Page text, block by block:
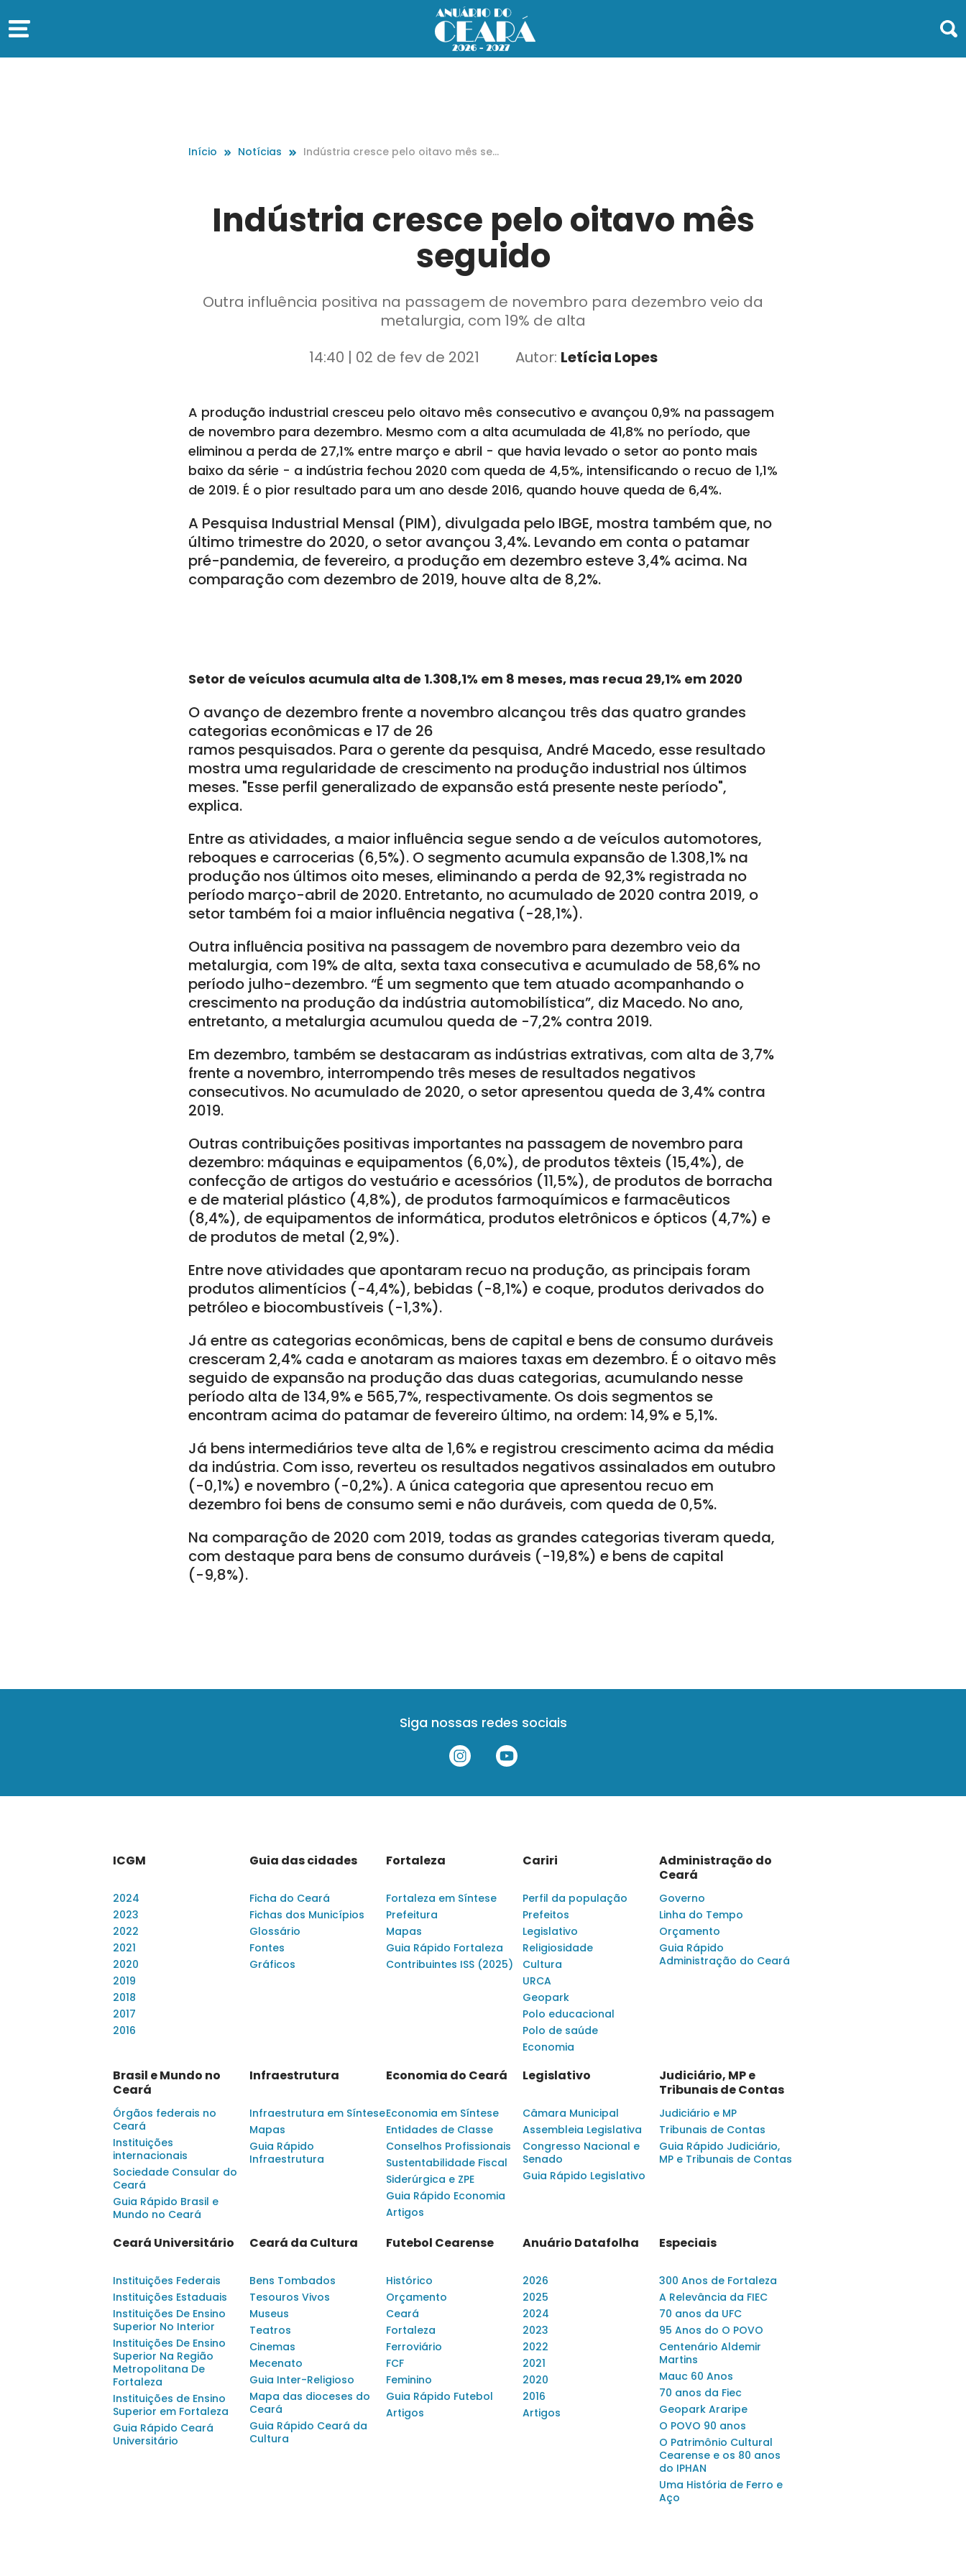
Início Notícias
Indústria cresce pelo oitavo mês seg
Indústria cresce pelo oitavo mês
seguido
Outra influência positiva na passagem de novembro para dezembro veio da
metalurgia, com 19% de alta
14:40 | 02 de fev de 2021
Autor: Letícia Lopes
A produção industrial cresceu pelo oitavo mês consecutivo e avançou 0,9% na passagem
de novembro para dezembro. Mesmo com a alta acumulada de 41,8% no período, que
eliminou a perda de 27,1% entre março e abril - que havia levado o setor ao ponto mais
baixo da série - a indústria fechou 2020 com queda de 4,5%, intensificando o recuo de 1,1%
de 2019. É o pior resultado para um ano desde 2016, quando houve queda de 6,4%.
A Pesquisa Industrial Mensal (PIM), divulgada pelo IBGE, mostra também que, no
último trimestre do 2020, o setor avançou 3,4%. Levando em conta o patamar
pré-pandemia, de fevereiro, a produção em dezembro esteve 3,4% acima. Na
comparação com dezembro de 2019, houve alta de 8,2%.
Setor de veículos acumula alta de 1.308,1% em 8 meses, mas recua 29,1% em 2020
O avanço de dezembro frente a novembro alcançou três das quatro grandes
categorias econômicas e 17 de 26
ramos pesquisados. Para o gerente da pesquisa, André Macedo, esse resultado
mostra uma regularidade de crescimento na produção industrial nos últimos
meses. "Esse perfil generalizado de expansão está presente neste período",
explica.
Entre as atividades, a maior influência segue sendo a de veículos automotores,
reboques e carrocerias (6,5%). O segmento acumula expansão de 1.308,1% na
produção nos últimos oito meses, eliminando a perda de 92,3% registrada no
período março-abril de 2020. Entretanto, no acumulado de 2020 contra 2019, o
setor também foi a maior influência negativa (-28,1%).
Outra influência positiva na passagem de novembro para dezembro veio da
metalurgia, com 19% de alta, sexta taxa consecutiva e acumulado de 58,6% no
período julho-dezembro. “É um segmento que tem atuado acompanhando o
crescimento na produção da indústria automobilística”, diz Macedo. No ano,
entretanto, a metalurgia acumulou queda de -7,2% contra 2019.
Em dezembro, também se destacaram as indústrias extrativas, com alta de 3,7%
frente a novembro, interrompendo três meses de resultados negativos
consecutivos. No acumulado de 2020, o setor apresentou queda de 3,4% contra
2019.
Outras contribuições positivas importantes na passagem de novembro para
dezembro: máquinas e equipamentos (6,0%), de produtos têxteis (15,4%), de
confecção de artigos do vestuário e acessórios (11,5%), de produtos de borracha
e de material plástico (4,8%), de produtos farmoquímicos e farmacêuticos
(8,4%), de equipamentos de informática, produtos eletrônicos e ópticos (4,7%) e
de produtos de metal (2,9%).
Entre nove atividades que apontaram recuo na produção, as principais foram
produtos alimentícios (-4,4%), bebidas (-8,1%) e coque, produtos derivados do
petróleo e biocombustíveis (-1,3%).
Já entre as categorias econômicas, bens de capital e bens de consumo duráveis
cresceram 2,4% cada e anotaram as maiores taxas em dezembro. É o oitavo mês
seguido de expansão na produção das duas categorias, acumulando nesse
período alta de 134,9% e 565,7%, respectivamente. Os dois segmentos se
encontram acima do patamar de fevereiro último, na ordem: 14,9% e 5,1%.
Já bens intermediários teve alta de 1,6% e registrou crescimento acima da média
da indústria. Com isso, reverteu os resultados negativos assinalados em outubro
(-0,1%) e novembro (-0,2%). A única categoria que apresentou recuo em
dezembro foi bens de consumo semi e não duráveis, com queda de 0,5%.
Na comparação de 2020 com 2019, todas as grandes categorias tiveram queda,
com destaque para bens de consumo duráveis (-19,8%) e bens de capital
(-9,8%).
Siga nossas redes sociais
ICGM
2024
2023
2022
2021
2020
2019
2018
2017
2016
Guia das cidades
Ficha do Ceará
Fichas dos Municípios
Glossário
Fontes
Gráficos
Fortaleza
Fortaleza em Síntese
Prefeitura
Mapas
Guia Rápido Fortaleza
Contribuintes ISS (2025)
Cariri
Perfil da população
Prefeitos
Legislativo
Religiosidade
Cultura
URCA
Geopark
Polo educacional
Polo de saúde
Economia
Administração do
Ceará
Governo
Linha do Tempo
Orçamento
Guia Rápido
Administração do Ceará
Brasil e Mundo no
Ceará
Órgãos federais no
Ceará
Instituições
internacionais
Sociedade Consular do
Ceará
Guia Rápido Brasil e
Mundo no Ceará
Infraestrutura
Infraestrutura em Síntese
Mapas
Guia Rápido
Infraestrutura
Economia do Ceará
Economia em Síntese
Entidades de Classe
Conselhos Profissionais
Sustentabilidade Fiscal
Siderúrgica e ZPE
Guia Rápido Economia
Artigos
Legislativo
Câmara Municipal
Assembleia Legislativa
Congresso Nacional e
Senado
Guia Rápido Legislativo
Judiciário, MP e
Tribunais de Contas
Judiciário e MP
Tribunais de Contas
Guia Rápido Judiciário,
MP e Tribunais de Contas
Ceará Universitário
Instituições Federais
Instituições Estaduais
Instituições De Ensino
Superior No Interior
Instituições De Ensino
Superior Na Região
Metropolitana De
Fortaleza
Instituições de Ensino
Superior em Fortaleza
Guia Rápido Ceará
Universitário
Ceará da Cultura
Bens Tombados
Tesouros Vivos
Museus
Teatros
Cinemas
Mecenato
Guia Inter-Religioso
Mapa das dioceses do
Ceará
Guia Rápido Ceará da
Cultura
Futebol Cearense
Histórico
Orçamento
Ceará
Fortaleza
Ferroviário
FCF
Feminino
Guia Rápido Futebol
Artigos
Anuário Datafolha
2026
2025
2024
2023
2022
2021
2020
2016
Artigos
Especiais
300 Anos de Fortaleza
A Relevância da FIEC
70 anos da UFC
95 Anos do O POVO
Centenário Aldemir
Martins
Mauc 60 Anos
70 anos da Fiec
Geopark Araripe
O POVO 90 anos
O Patrimônio Cultural
Cearense e os 80 anos
do IPHAN
Uma História de Ferro e
Aço